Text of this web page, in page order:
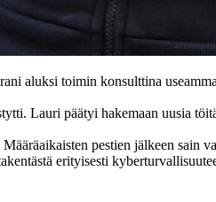
aluksi toimin konsulttina
Lauri päätyi hakemaan uusia
pestien jälkeen sain
erityisesti